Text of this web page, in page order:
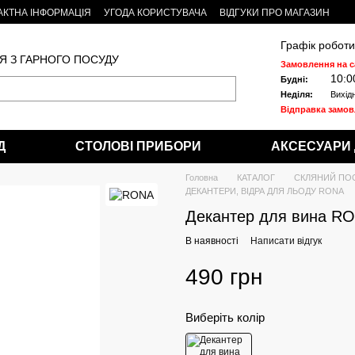
ІНФОРМАЦІЯ УГОДА КОРИСТУВАЧА
ВІДГУКИ ПРО МАГАЗИН
З ГАРНОГО ПОСУДУ
Графік
Замовлення на
Будні:
Неділя:
Відправка
СТОЛОВІ ПРИБОРИ АКСЕСУАРИ
Головна КАТАЛОГ
СКЛЯНИЙ
ДЕКАНТЕРИ, ВІДРА ДЛЯ ЛЬОДУ RONA
Декантер для вина
В наявності Написати відгук
490 грн
Виберіть колір